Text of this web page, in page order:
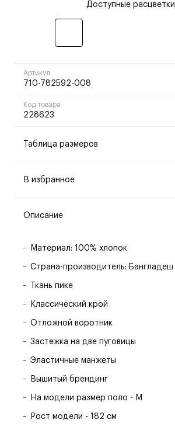
Доступные расцветки
Артикул
710-782592-008
Код товара
228623
Таблица размеров
В избранное
Описание
Материал: 100% хлопок
Страна-производитель: Бангладеш
Ткань пике
Классический крой
Отложной воротник
Застёжка на две пуговицы
Эластичные манжеты
Вышитый брендинг
На модели размер поло - M
Рост модели - 182 см